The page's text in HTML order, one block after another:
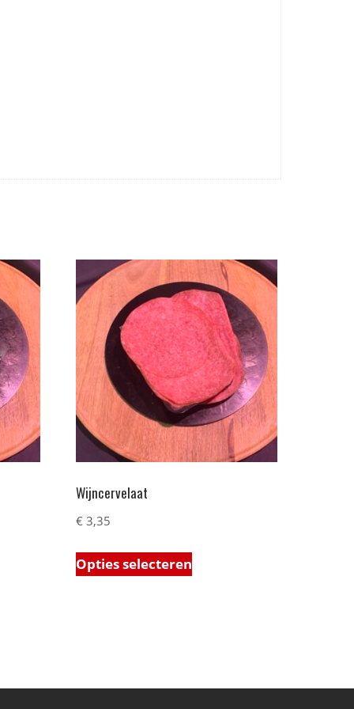
Wijncervelaat
€3,35
Opties selecteren